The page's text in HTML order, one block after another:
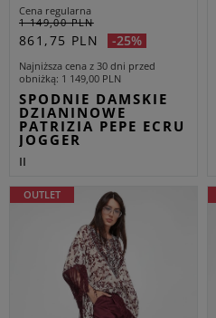
Cena regularna
1 149,00 PLN
861,75 PLN -25%
Najniższa cena z 30 dni przed
obniżką 1 149,00 PLN
SPODNIE DAMSKIE
DZIANINOWE
PATRIZIA PEPE ECRU
JOGGER
II
OUTLET